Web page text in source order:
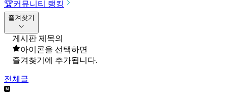
🏆커뮤니티 랭킹
즐겨찾기
게시판 제목의
아이콘을 선택하면
즐겨찾기에 추가됩니다.
전체글